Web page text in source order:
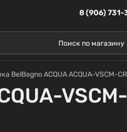
8 (906)
Поиск по магазину
BelBagno ACQUA ACQUA-VSCM-